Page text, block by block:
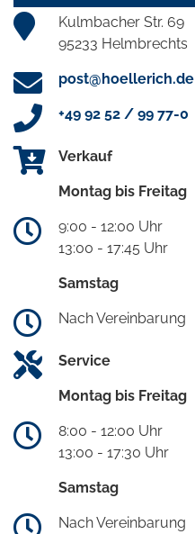
Kulmbacher Str. 69
95233 Helmbrechts
post@hoellerich.de
+49 92 52 / 99 77-0
Verkauf
Montag bis Freitag
9:00 - 12:00 Uhr
13:00 - 17:45 Uhr
Samstag
Nach Vereinbarung
Service
Montag bis Freitag
8:00 - 12:00 Uhr
13:00 - 17:30 Uhr
Samstag
Nach Vereinbarung